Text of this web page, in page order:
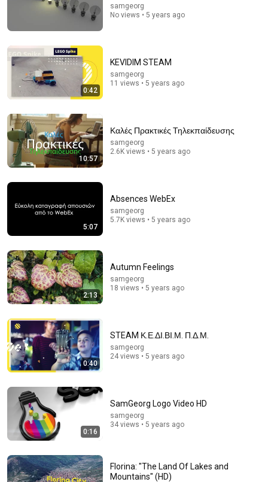
Το Αλάτι της Γης - Πολίτικο γλέντι - Μενεξέδες και
ζουμπούλια
mavrothalassa II • 135K views
οστά μετά τα 60
Meruja Kevsi • 101K views
samgeorg
No views • 5 years ago
0:42
KEVIDIM STEAM
samgeorg
11 views • 5 years ago
10:57
Καλές Πρακτικές Τηλεκπαίδευσης
samgeorg
2.6K views • 5 years ago
5:07
Absences WebEx
samgeorg
5.7K views • 5 years ago
2:13
Autumn Feelings
samgeorg
18 views • 5 years ago
0:40
STEAM Κ.Ε.ΔΙ.ΒΙ.Μ. Π.Δ.Μ.
samgeorg
24 views • 5 years ago
0:16
SamGeorg Logo Video HD
samgeorg
34 views • 5 years ago
Florina: "The Land Of Lakes and
Mountains" (HD)